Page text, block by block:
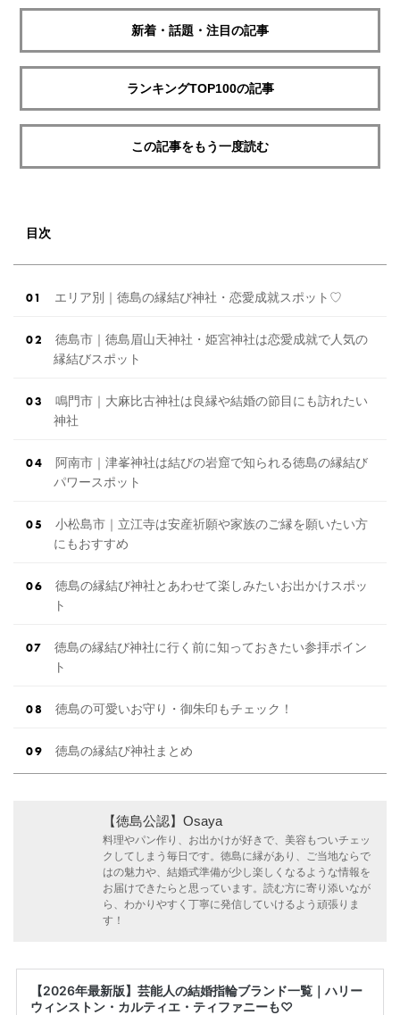
新着・話題・注目の記事
ランキングTOP100の記事
この記事をもう一度読む
目次
エリア別｜徳島の縁結び神社・恋愛成就スポット♡
徳島市｜徳島眉山天神社・姫宮神社は恋愛成就で人気の
縁結びスポット
鳴門市｜大麻比古神社は良縁や結婚の節目にも訪れたい
神社
阿南市｜津峯神社は結びの岩窟で知られる徳島の縁結び
パワースポット
小松島市｜立江寺は安産祈願や家族のご縁を願いたい方
にもおすすめ
徳島の縁結び神社とあわせて楽しみたいお出かけスポッ
ト
徳島の縁結び神社に行く前に知っておきたい参拝ポイン
ト
徳島の可愛いお守り・御朱印もチェック！
徳島の縁結び神社まとめ
【徳島公認】Osaya
料理やパン作り、お出かけが好きで、美容もついチェッ
クしてしまう毎日です。徳島に縁があり、ご当地ならで
はの魅力や、結婚式準備が少し楽しくなるような情報を
お届けできたらと思っています。読む方に寄り添いなが
ら、わかりやすく丁寧に発信していけるよう頑張りま
す！
【2026年最新版】芸能人の結婚指輪ブランド一覧｜ハリー
ウィンストン・カルティエ・ティファニーも♡